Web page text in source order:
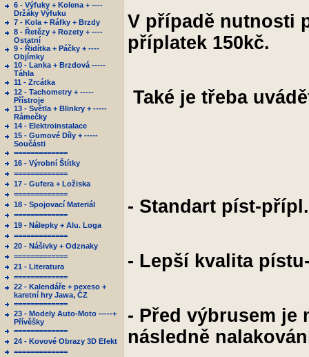
6 - Výfuky + Kolena + ----
Držáky Výfuku
7 - Kola + Ráfky + Brzdy
8 - Řetězy + Rozety + ----
Ostatní
9 - Řidítka + Páčky + ----
Objímky
10 - Lanka + Brzdová -----
Táhla
11 - Zrcátka
12 - Tachometry + -----
Přístroje
13 - Světla + Blinkry + -----
Rámečky
14 - Elektroinstalace
15 - Gumové Díly + -----
Součásti
=============
16 - Výrobní Štítky
=============
17 - Gufera + Ložiska
=============
18 - Spojovací Materiál
=============
19 - Nálepky + Alu. Loga
=============
20 - Nášivky + Odznaky
=============
21 - Literatura
=============
22 - Kalendáře + pexeso +
karetní hry Jawa, ČZ
=============
23 - Modely Auto-Moto -----+
Přívěšky
=============
24 - Kovové Obrazy 3D Efekt
=============
V případě nutnosti
příplatek 150kč.
Také je třeba
- Standart píst-
- Lepší kvalita
- Před výbrusem je
následně